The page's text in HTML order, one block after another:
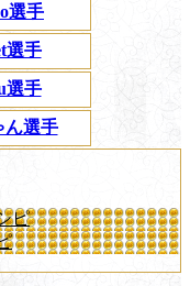
選手
選手
選手
ん選手
ピ